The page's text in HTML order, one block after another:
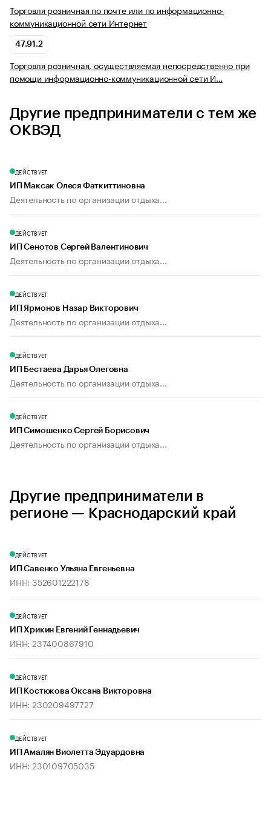
Торговля розничная по почте или по информационно-
коммуникационной сети Интернет
47.91.2
Торговля розничная, осуществляемая непосредственно при
помощи информационно-коммуникационной сети И…
Другие предприниматели с тем же
ОКВЭД
ДЕЙСТВУЕТ
ИП Максак Олеся Фаткиттиновна
Деятельность по организации отдыха...
ДЕЙСТВУЕТ
ИП Сенотов Сергей Валентинович
Деятельность по организации отдыха...
ДЕЙСТВУЕТ
ИП Ярмонов Назар Викторович
Деятельность по организации отдыха...
ДЕЙСТВУЕТ
ИП Бестаева Дарья Олеговна
Деятельность по организации отдыха...
ДЕЙСТВУЕТ
ИП Симошенко Сергей Борисович
Деятельность по организации отдыха...
Другие предприниматели в
регионе — Краснодарский край
ДЕЙСТВУЕТ
ИП Савенко Ульяна Евгеньевна
ИНН: 352601222178
ДЕЙСТВУЕТ
ИП Хрикин Евгений Геннадьевич
ИНН: 237400867910
ДЕЙСТВУЕТ
ИП Костюкова Оксана Викторовна
ИНН: 230209497727
ДЕЙСТВУЕТ
ИП Амалян Виолетта Эдуардовна
ИНН: 230109705035